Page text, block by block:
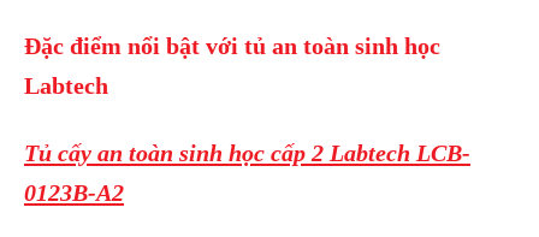
Đặc điểm nổi bật với tủ an toàn sinh học
Labtech
Tủ cấy an toàn sinh học cấp 2 Labtech LCB-
0123B-A2